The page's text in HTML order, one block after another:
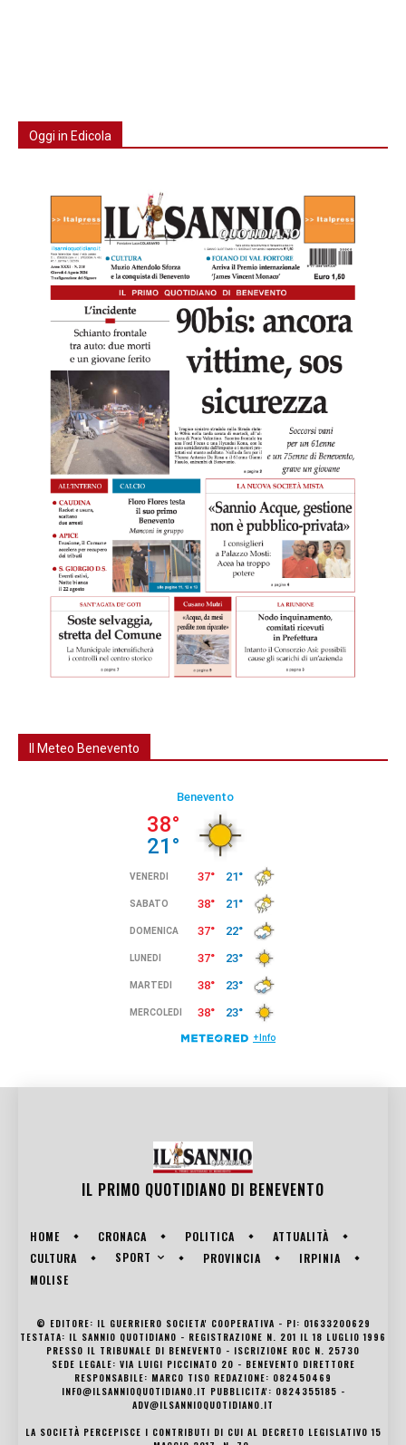
Oggi in Edicola
Il Meteo Benevento
IL PRIMO QUOTIDIANO DI BENEVENTO
HOME CRONACA POLITICA
ATTUALITÀ
CULTURA
SPORT PROVINCIA
IRPINIA
MOLISE
© EDITORE: IL GUERRIERO SOCIETA' COOPERATIVA - PI: 01633200629
TESTATA: IL SANNIO QUOTIDIANO - REGISTRAZIONE N. 201 IL 18 LUGLIO 1996
PRESSO IL TRIBUNALE DI BENEVENTO - ISCRIZIONE ROC N. 25730
SEDE LEGALE: VIA LUIGI PICCINATO 20 - BENEVENTO DIRETTORE
RESPONSABILE: MARCO TISO REDAZIONE: 082450469
INFO@ILSANNIOQUOTIDIANO.IT PUBBLICITA': 0824355185 -
ADV@ILSANNIOQUOTIDIANO.IT
LA SOCIETÀ PERCEPISCE I CONTRIBUTI DI CUI AL DECRETO LEGISLATIVO 15